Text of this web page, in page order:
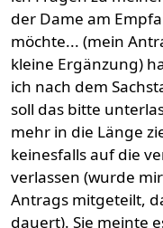
der Dame am
möchte... (mein
kleine Ergänzung)
ich nach dem
soll das bitte
mehr in die Länge
keinesfalls auf die
verlassen (wurde
Antrags mitgeteilt,
dauert). Sie meinte